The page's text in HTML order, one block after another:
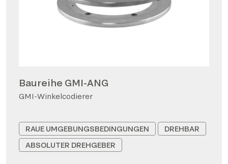
Baureihe GMI-ANG
GMI-Winkelcodierer
RAUE UMGEBUNGSBEDINGUNGEN
DREHBAR
ABSOLUTER DREHGEBER